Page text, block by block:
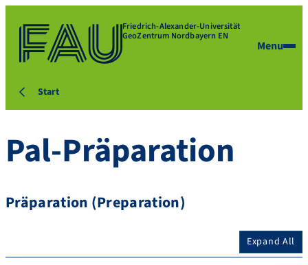
Friedrich-Alexander-Universität
GeoZentrum Nordbayern EN
Menu
Start
Pal-Präparation
Präparation (Preparation)
Expand All